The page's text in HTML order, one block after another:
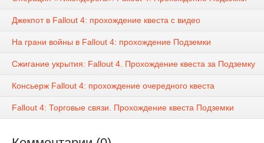
Джекпот в Fallout 4: прохождение квеста с видео
На грани войны в Fallout 4: прохождение Подземки
Сжигание укрытия: Fallout 4. Прохождение квеста за Подземку
Консьерж Fallout 4: прохождение очередного квеста
Fallout 4: Торговые связи. Прохождение квеста Подземки